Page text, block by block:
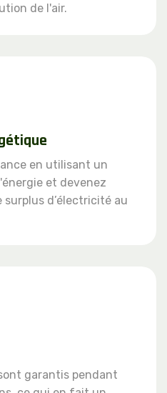
de l'air.
en utilisant un
et devenez
surplus d’électricité au
garantis pendant